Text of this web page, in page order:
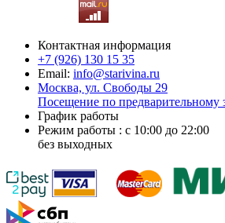
Контактная информация
+7 (926) 130 15 35
Email: info@starivina.ru
Москва, ул. Свободы 29
Посещение по предварительному
График работы
Режим работы : с 10:00 до 22:00
без выходных